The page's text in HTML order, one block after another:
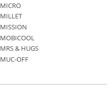
MICRO
MILLET
MISSION
MOBICOOL
MRS & HUGS
MUC-OFF